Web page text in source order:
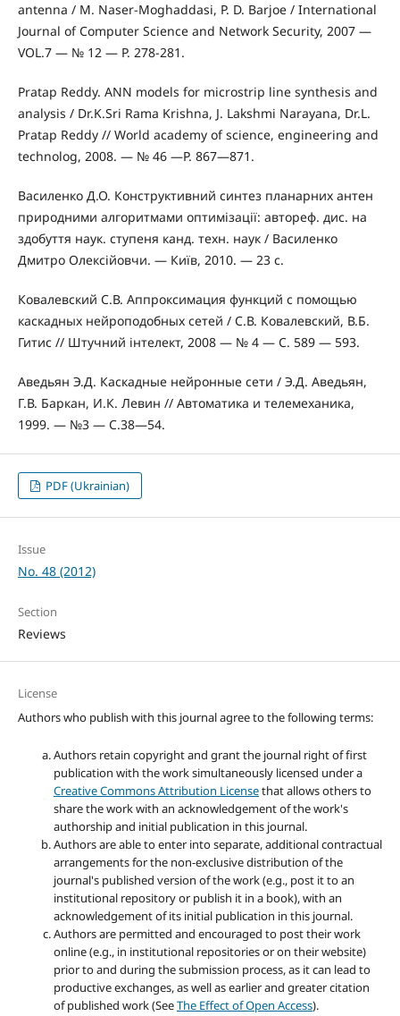
antenna / M. Naser-Moghaddasi, P. D. Barjoe / International
Journal of Computer Science and Network Security, 2007 —
VOL.7 — № 12 — P. 278-281.
Pratap Reddy. ANN models for microstrip line synthesis and
analysis / Dr.K.Sri Rama Krishna, J. Lakshmi Narayana, Dr.L.
Pratap Reddy // World academy of science, engineering and
technolog, 2008. — № 46 —P. 867—871.
Василенко Д.О. Конструктивний синтез планарних антен
природними алгоритмами оптимізації: автореф. дис. на
здобуття наук. ступеня канд. техн. наук / Василенко
Дмитро Олексійовчи. — Київ, 2010. — 23 с.
Ковалевский С.В. Аппроксимация функций с помощью
каскадных нейроподобных сетей / С.В. Ковалевский, В.Б.
Гитис // Штучний інтелект, 2008 — № 4 — С. 589 — 593.
Аведьян Э.Д. Каскадные нейронные сети / Э.Д. Аведьян,
Г.В. Баркан, И.К. Левин // Автоматика и телемеханика,
1999. — №3 — С.38—54.
PDF (Ukrainian)
Issue
No. 48 (2012)
Section
Reviews
License
Authors who publish with this journal agree to the following terms:
Authors retain copyright and grant the journal right of first
publication with the work simultaneously licensed under a
Creative Commons Attribution Licensethat allows others to
share the work with an acknowledgement of the work's
authorship and initial publication in this journal.
Authors are able to enter into separate, additional contractual
arrangements for the non-exclusive distribution of the
journal's published version of the work (e.g., post it to an
institutional repository or publish it in a book), with an
acknowledgement of its initial publication in this journal.
Authors are permitted and encouraged to post their work
online (e.g., in institutional repositories or on their website)
prior to and during the submission process, as it can lead to
productive exchanges, as well as earlier and greater citation
of published work (SeeThe Effect of Open Access).